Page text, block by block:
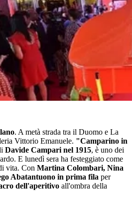
. A metà strada tra il Duomo e La
Vittorio Emanuele. "Camparino in
Davide Campari nel 1915, è uno dei
E lunedì sera ha festeggiato come
vita. Con Martina Colombari, Nina
Abatantuono in prima fila per
dell'aperitivo all'ombra della